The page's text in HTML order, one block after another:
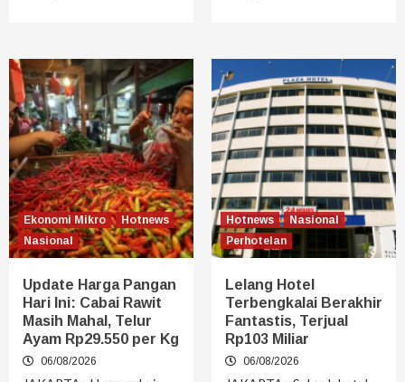
Ekonomi Mikro
Hotnews
Nasional
Update Harga Pangan
Hari Ini: Cabai Rawit
Masih Mahal, Telur
Ayam Rp29.550 per Kg
06/08/2026
Hotnews
Nasional
Perhotelan
Lelang Hotel
Terbengkalai Berakhir
Fantastis, Terjual
Rp103 Miliar
06/08/2026